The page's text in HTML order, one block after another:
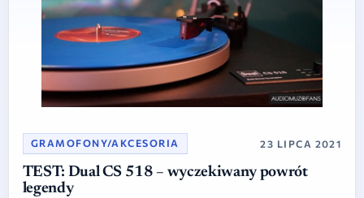
GRAMOFONY/AKCESORIA 23 LIPCA 2021
TEST: Dual CS 518 – wyczekiwany powrót
legendy